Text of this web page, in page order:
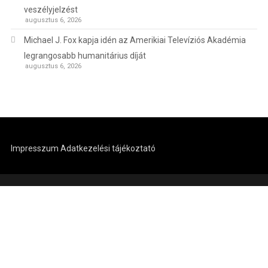
veszélyjelzést
augusztus 6, 2026
Michael J. Fox kapja idén az Amerikiai Televíziós Akadémia
legrangosabb humanitárius díját
augusztus 6, 2026
Impresszum Adatkezelési tájékoztató